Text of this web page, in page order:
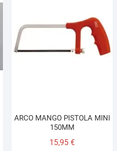
ARCO MANGO PISTOLA MINI
150MM
15,95 €